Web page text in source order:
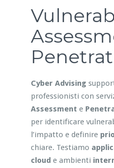
Cyber Advising
professionisti con
Assessment e
per identificare
l’impatto e definire
chiare. Testiamo
cloude ambienti